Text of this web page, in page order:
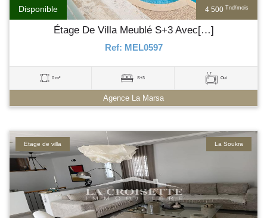
4 500 Tnd/mois
Disponible
Étage De Villa Meublé S+3 Avec[…]
Ref: MEL0597
0 m² S+3 Oui
Agence La Marsa
La Soukra
Etage de villa